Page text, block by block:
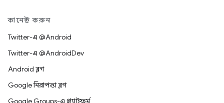
কানেক্ট করুন
Twitter-এ @Android
Twitter-এ @AndroidDev
Android ব্লগ
Google নিরাপত্তা ব্লগ
Google Groups-এ প্ল্যাটফর্ম